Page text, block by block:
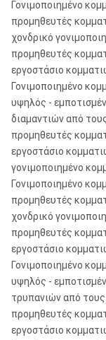
Κομμάτια
μετρητών:
Κομμάτια
μετρητών:
Σειρά Τ:
TT σειρά:
Σειρά T2:
Μετρικά κομμάτια
πυρήνων σειράς
φυματίωσης:
T6 μετρικά
πυρήνων σειράς:
T6S μετρικά
Γονιμοποιημένο
προμηθευτές
χονδρικό
προμηθευτές
εργοστάσιο
Γονιμοποιημένο
υψηλός -
διαμαντιών από
προμηθευτές
εργοστάσιο
γονιμοποιημένο
Γονιμοποιημένο
προμηθευτές
χονδρικό
προμηθευτές
εργοστάσιο
Γονιμοποιημένο
υψηλός -
τρυπανιών από
προμηθευτές
εργοστάσιο